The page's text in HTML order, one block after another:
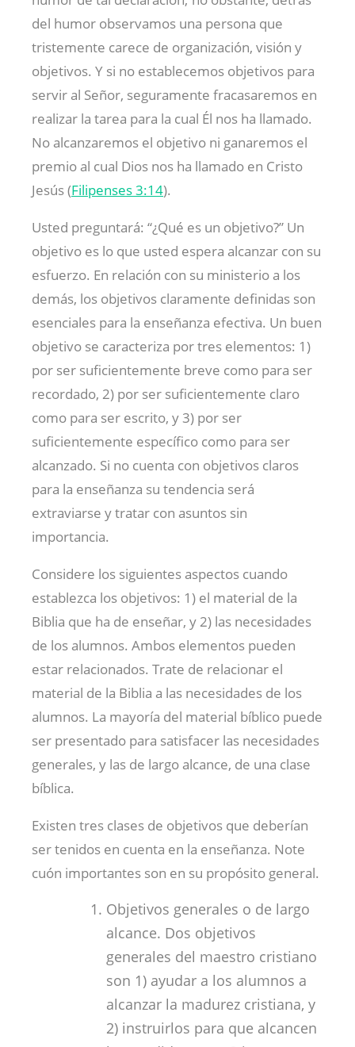
del humor observamos una persona que
tristemente carece de organización, visión y
objetivos. Y si no establecemos objetivos para
servir al Señor, seguramente fracasaremos en
realizar la tarea para la cual Él nos ha llamado.
No alcanzaremos el objetivo ni ganaremos el
premio al cual Dios nos ha llamado en Cristo
Jesús (Filipenses 3:14).
Usted preguntará: “¿Qué es un objetivo?” Un
objetivo es lo que usted espera alcanzar con su
esfuerzo. En relación con su ministerio a los
demás, los objetivos claramente definidas son
esenciales para la enseñanza efectiva. Un buen
objetivo se caracteriza por tres elementos: 1)
por ser suficientemente breve como para ser
recordado, 2) por ser suficientemente claro
como para ser escrito, y 3) por ser
suficientemente específico como para ser
alcanzado. Si no cuenta con objetivos claros
para la enseñanza su tendencia será
extraviarse y tratar con asuntos sin
importancia.
Considere los siguientes aspectos cuando
establezca los objetivos: 1) el material de la
Biblia que ha de enseñar, y 2) las necesidades
de los alumnos. Ambos elementos pueden
estar relacionados. Trate de relacionar el
material de la Biblia a las necesidades de los
alumnos. La mayoría del material bíblico puede
ser presentado para satisfacer las necesidades
generales, y las de largo alcance, de una clase
bíblica.
Existen tres clases de objetivos que deberían
ser tenidos en cuenta en la enseñanza. Note
cuón importantes son en su propósito general.
Objetivos generales o de largo
alcance. Dos objetivos
generales del maestro cristiano
son 1) ayudar a los alumnos a
alcanzar la madurez cristiana, y
2) instruirlos para que alcancen